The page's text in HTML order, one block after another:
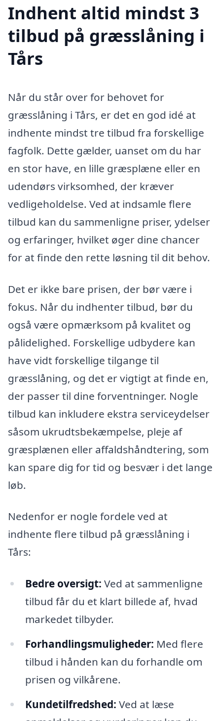
Indhent altid mindst 3
tilbud på græsslåning i
Tårs
Når du står over for behovet for
græsslåning i Tårs, er det en god idé at
indhente mindst tre tilbud fra forskellige
fagfolk. Dette gælder, uanset om du har
en stor have, en lille græsplæne eller en
udendørs virksomhed, der kræver
vedligeholdelse. Ved at indsamle flere
tilbud kan du sammenligne priser, ydelser
og erfaringer, hvilket øger dine chancer
for at finde den rette løsning til dit behov.
Det er ikke bare prisen, der bør være i
fokus. Når du indhenter tilbud, bør du
også være opmærksom på kvalitet og
pålidelighed. Forskellige udbydere kan
have vidt forskellige tilgange til
græsslåning, og det er vigtigt at finde en,
der passer til dine forventninger. Nogle
tilbud kan inkludere ekstra serviceydelser
såsom ukrudtsbekæmpelse, pleje af
græsplænen eller affaldshåndtering, som
kan spare dig for tid og besvær i det lange
løb.
Nedenfor er nogle fordele ved at
indhente flere tilbud på græsslåning i
Tårs:
Bedre oversigt: Ved at sammenligne
tilbud får du et klart billede af, hvad
markedet tilbyder.
Forhandlingsmuligheder: Med flere
tilbud i hånden kan du forhandle om
prisen og vilkårene.
Kundetilfredshed: Ved at læse